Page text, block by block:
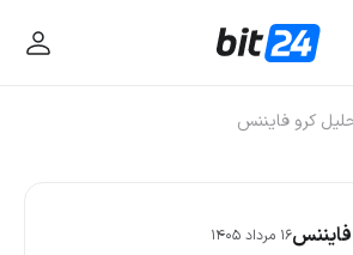
کرو فایننس
16 مرداد 1405